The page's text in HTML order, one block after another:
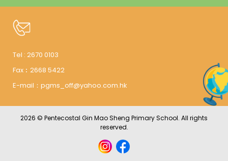
Tel : 2670 0103
Fax︰ 2668 5422
E-mail： pgms_off@yahoo.com.hk
2026 © Pentecostal Gin Mao Sheng Primary School. All rights
reserved.